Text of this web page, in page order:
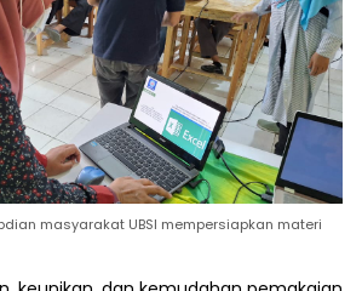
masyarakat UBSI mempersiapkan materi